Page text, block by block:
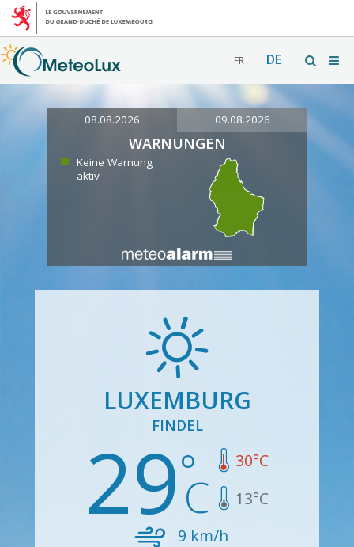
FR DE
08.08.2026 09.08.2026
WARNUNGEN
Keine Warnung
aktiv
LUXEMBURG
FINDEL
29 30°C
13°C
9 km/h